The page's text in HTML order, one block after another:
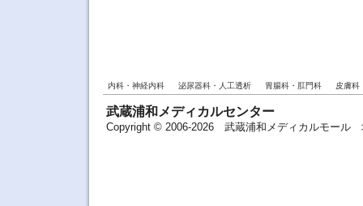
内科・神経内科 泌尿器科・人工透析 胃腸科・肛門科 皮膚科
武蔵浦和メディカルセンター
Copyright © 2006-2026 武蔵浦和メディカルモール